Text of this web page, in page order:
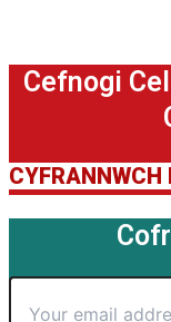
Cefnogi
CYFRANNWCH